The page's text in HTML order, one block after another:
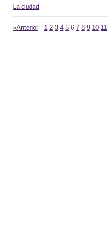
La ciudad
«Anterior 1 2 3 4 5 6 7 8 9 10 11